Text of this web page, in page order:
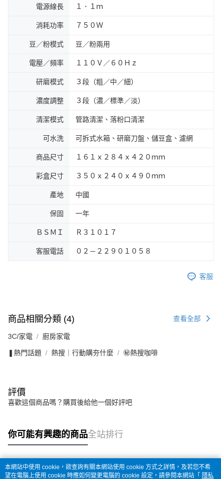
電源線長 １．１ｍ
消耗功率 ７５０Ｗ
豆／粉模式 豆／粉兩用
電壓／頻率 １１０Ｖ／６０Ｈｚ
研磨模式 ３段（粗／中／細）
濃度調整 ３段（濃／標準／淡）
清潔模式 管路清潔、落粉口清潔
可水洗 可拆式水箱、研磨刀盤、儲豆盒、濾網
商品尺寸 １６１ｘ２８４ｘ４２０ｍｍ
彩盒尺寸 ３５０ｘ２４０ｘ４９０ｍｍ
產地 中國
保固 一年
ＢＳＭＩ Ｒ３１０１７
客服電話 ０２－２２９０１０５８
客服
商品相關分類 (4) 查看全部
3C/家電 廚房家電
❚熱門話題 熱搜｜行動購夯什麼 ㊙熱搜咖啡
評價
喜歡這個商品嗎？購買後給他一個好評吧
你可能有興趣的商品全站排行
熱門標籤
本網站中使用 cookie，欲查詢有關本網站使用 cookie 方式之詳情，及若您不希
望在電腦上使用 cookie 時應如何變更電腦的 cookie 設定，請參閱本網站「 隱私